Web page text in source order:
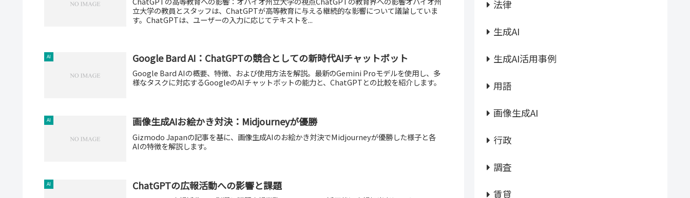
立大学の教員とスタッフは、ChatGPTが高等教育に与える継続的な影響について議論していま
す。ChatGPTは、ユーザーの入力に応じてテキストを...
AI Google Bard AI：ChatGPTの競合としての新時代AIチャットボット
Google Bard AIの概要、特徴、および使用方法を解説。最新のGemini Proモデルを使用し、多
様なタスクに対応するGoogleのAIチャットボットの能力と、ChatGPTとの比較を紹介します。
AI 画像生成AIお絵かき対決：Midjourneyが優勝
Gizmodo Japanの記事を基に、画像生成AIのお絵かき対決でMidjourneyが優勝した様子と各
AIの特徴を解説します。
AI ChatGPTの広報活動への影響と課題
法律
生成AI
生成AI活用事例
用語
画像生成AI
行政
調査
賃貸